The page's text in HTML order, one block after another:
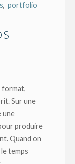
, portfolio
format,
Sur une
une
produire
Quand on
temps